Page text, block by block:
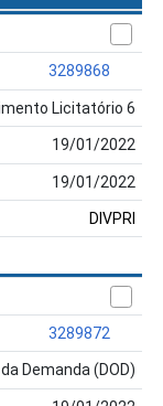
3289868
Licitatório 6
19/01/2022
19/01/2022
DIVPRI
3289872
Demanda (DOD)